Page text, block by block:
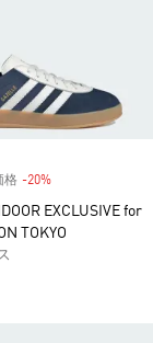
格 -20%
EXCLUSIVE for
TOKYO